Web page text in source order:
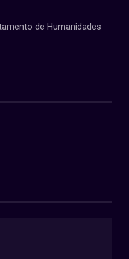
de Humanidades